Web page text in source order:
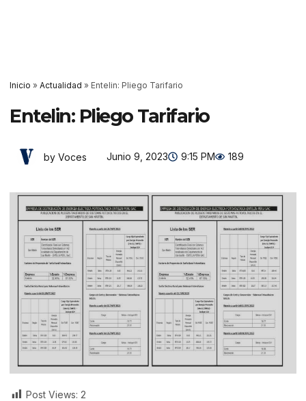
Inicio » Actualidad » Entelin: Pliego Tarifario
Entelin: Pliego Tarifario
by Voces Junio 9, 2023 9:15 PM 189
Post Views: 2